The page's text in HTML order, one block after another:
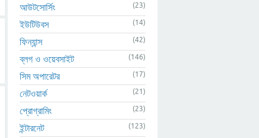
আউটসোর্সিং (23)
ইউটিউবস (14)
ফিন্যান্স (42)
ব্লগ ও ওয়েবসাইট (146)
সিম অপারেটর (17)
নেটওয়ার্ক (21)
প্রোগ্রামিং (23)
ইন্টারনেট (123)